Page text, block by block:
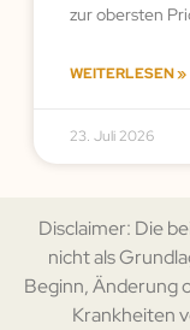
zur obersten
WEITERLESEN »
23. Juli 2026
Disclaimer: Die
nicht als
Beginn, Änderung
Krankheiten